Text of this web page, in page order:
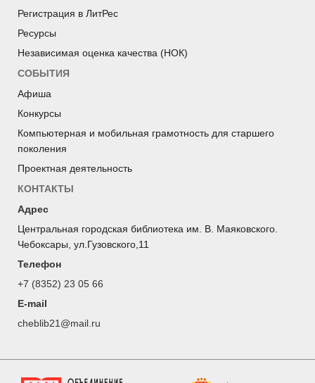
Регистрация в ЛитРес
Ресурсы
Независимая оценка качества (НОК)
СОБЫТИЯ
Афиша
Конкурсы
Компьютерная и мобильная грамотность для старшего
поколения
Проектная деятельность
КОНТАКТЫ
Адрес
Центральная городская библиотека им. В. Маяковского.
Чебоксары, ул.Гузовского,11
Телефон
+7 (8352) 23 05 66
E-mail
cheblib21@mail.ru